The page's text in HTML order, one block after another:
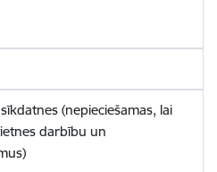
(nepieciešamas, lai
darbību un